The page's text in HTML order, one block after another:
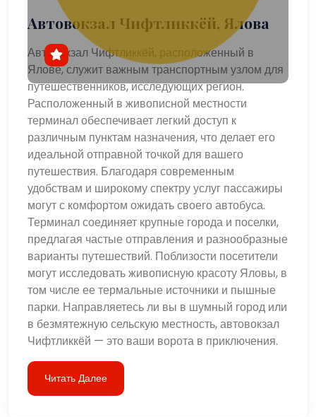
Автовокзал Чифтликкёй, Ялова
Автовокзал Чифтликкёй, расположенный в
Ялове, служит важным транспортным узлом для
путешественников, исследующих регион.
Расположенный в живописной местности
терминал обеспечивает легкий доступ к
различным пунктам назначения, что делает его
идеальной отправной точкой для вашего
путешествия. Благодаря современным
удобствам и широкому спектру услуг пассажиры
могут с комфортом ожидать своего автобуса.
Терминал соединяет крупные города и поселки,
предлагая частые отправления и разнообразные
варианты путешествий. Поблизости посетители
могут исследовать живописную красоту Яловы, в
том числе ее термальные источники и пышные
парки. Направляетесь ли вы в шумный город или
в безмятежную сельскую местность, автовокзал
Чифтликкёй — это ваши ворота в приключения.
Читать Далее